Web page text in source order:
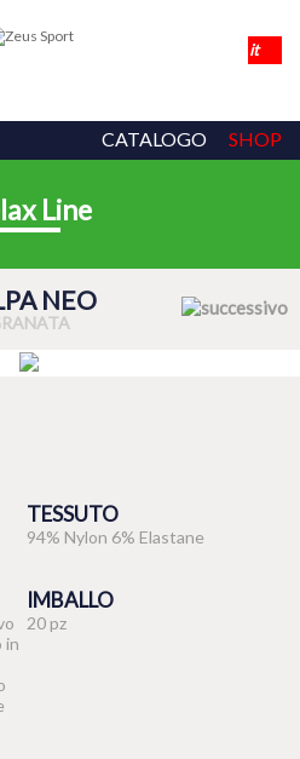
CATALOGO SHOP
Line
NEO
TESSUTO
94% Nylon 6% Elastane
in
IMBALLO
20 pz